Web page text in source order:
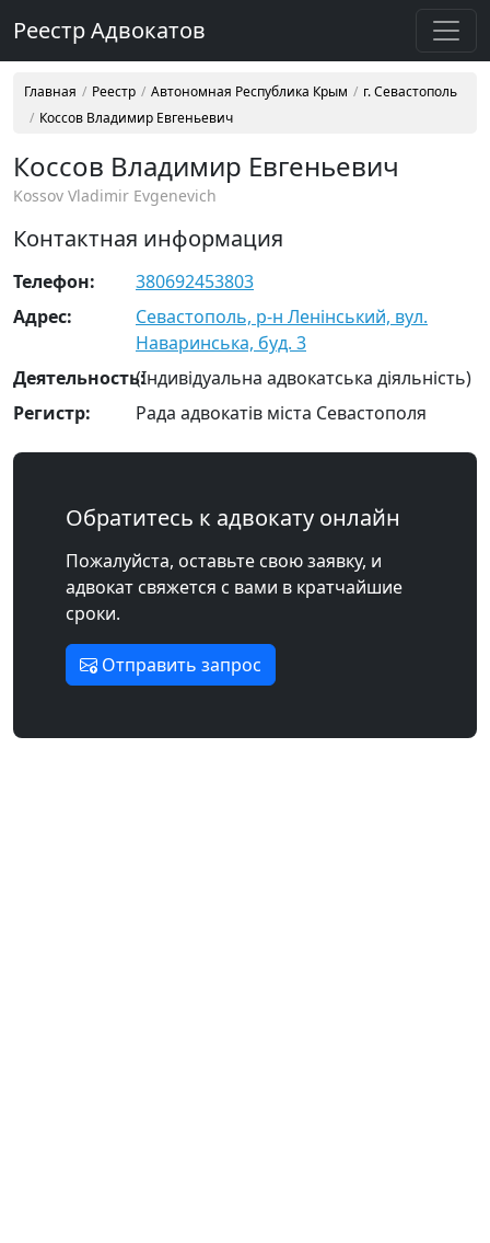
Реестр Адвокатов
Главная Реестр Автономная Республика Крым
г. Севастополь
Коссов Владимир Евгеньевич
Коссов Владимир Евгеньевич
Kossov Vladimir Evgenevich
Контактная информация
Телефон:
380692453803
Адрес:
Севастополь, р-н Ленінський, вул.
Наваринська, буд. 3
Деятельность:(Індивідуальна адвокатська діяльність)
Регистр:
Рада адвокатів міста Севастополя
Обратитесь к адвокату онлайн
Пожалуйста, оставьте свою заявку, и
адвокат свяжется с вами в кратчайшие
сроки.
Отправить запрос